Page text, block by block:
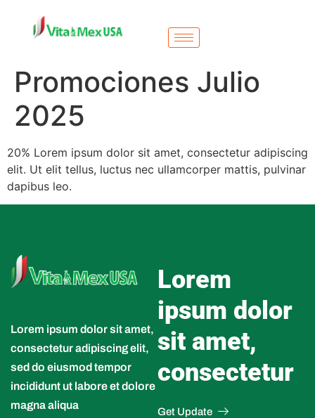
Promociones Julio
2025
20% Lorem ipsum dolor sit amet, consectetur adipiscing
elit. Ut elit tellus, luctus nec ullamcorper mattis, pulvinar
dapibus leo.
Lorem ipsum dolor sit amet,
consectetur adipiscing elit,
sed do eiusmod tempor
incididunt ut labore et dolore
magna aliqua
Lorem
ipsum dolor
sit amet,
consectetur
Get Update